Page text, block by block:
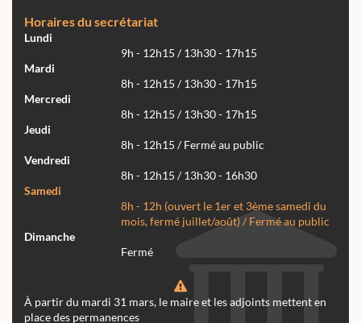
Horaires du secrétariat
Lundi
9h - 12h15 / 13h30 - 17h15
Mardi
8h - 12h15 / 13h30 - 17h15
Mercredi
8h - 12h15 / 13h30 - 17h15
Jeudi
8h - 12h15 / Fermé au public
Vendredi
8h - 12h15 / 13h30 - 16h30
Samedi
8h - 12h (ouvert le 1er et 3ème samedi du
mois, fermé juillet/août) / Fermé au public
Dimanche
Fermé
À partir du mardi 31 mars, le maire et les adjoints mettent en
place des permanences